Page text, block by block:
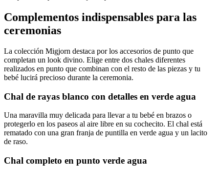
Complementos indispensables para las
ceremonias
La colección Migjorn destaca por los accesorios de punto que
completan un look divino. Elige entre dos chales diferentes
realizados en punto que combinan con el resto de las piezas y tu
bebé lucirá precioso durante la ceremonia.
Chal de rayas blanco con detalles en verde agua
Una maravilla muy delicada para llevar a tu bebé en brazos o
protegerlo en los paseos al aire libre en su cochecito. El chal está
rematado con una gran franja de puntilla en verde agua y un lacito
de raso.
Chal completo en punto verde agua